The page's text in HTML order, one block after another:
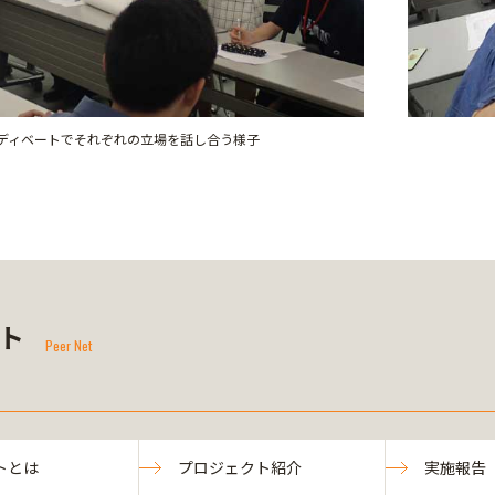
ィベートでそれぞれの立場を話し合う様子
Peer Net
とは プロジェクト紹介 実施報告